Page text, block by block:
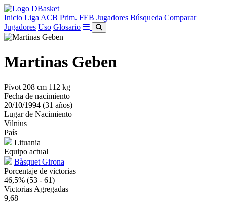
Inicio Liga ACB Prim. FEB Jugadores Búsqueda Comparar
Jugadores Uso Glosario
Martinas Geben
Pívot 208 cm 112 kg
Fecha de nacimiento
20/10/1994 (31 años)
Lugar de Nacimiento
Vilnius
País
Lituania
Equipo actual
Bàsquet Girona
Porcentaje de victorias
46,5% (53 - 61)
Victorias Agregadas
9,68